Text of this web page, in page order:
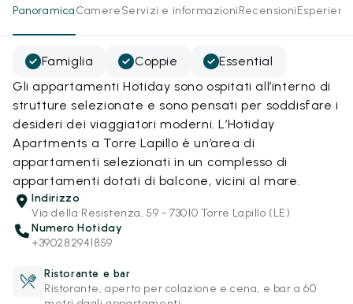
PanoramicaCamereServizi e informazioniRecensioni
Famiglia Coppie
Essential
Gli appartamenti Hotiday sono ospitati all’interno di
strutture selezionate e sono pensati per soddisfare i
desideri dei viaggiatori moderni. L’Hotiday
Apartments a Torre Lapillo è un’area di
appartamenti selezionati in un complesso di
appartamenti dotati di balcone, vicini al mare.
Indirizzo
Via della Resistenza, 59 - 73010 Torre Lapillo (LE)
Numero Hotiday
+390282941859
Ristorante e bar
Ristorante, aperto per colazione e cena, e bar a 60